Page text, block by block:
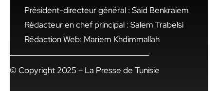
Président-directeur général : Said Benkraiem
Rédacteur en chef principal : Salem Trabelsi
Rédaction Web: Mariem Khdimmallah
© Copyright 2025 – La Presse de Tunisie